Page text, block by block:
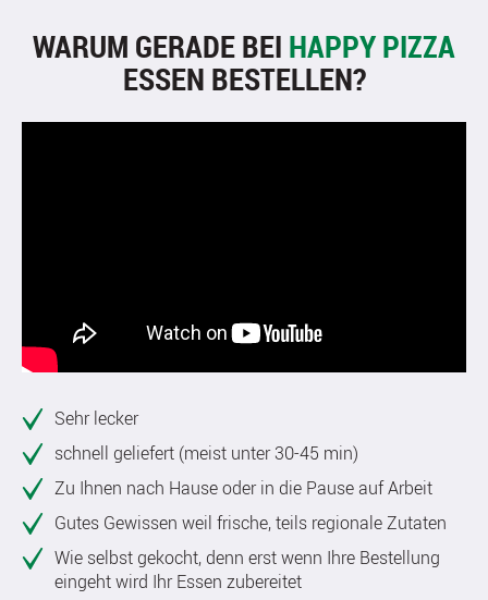
WARUM GERADE BEI HAPPY PIZZA
ESSEN BESTELLEN?
Sehr lecker
schnell geliefert (meist unter 30-45 min)
Zu Ihnen nach Hause oder in die Pause auf Arbeit
Gutes Gewissen weil frische, teils regionale Zutaten
Wie selbst gekocht, denn erst wenn Ihre Bestellung
eingeht wird Ihr Essen zubereitet